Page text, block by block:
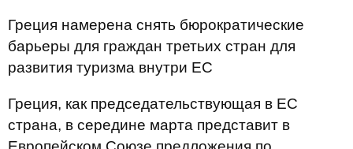
Греция намерена снять бюрократические
барьеры для граждан третьих стран для
развития туризма внутри ЕС
Греция, как председательствующая в ЕС
страна, в середине марта представит в